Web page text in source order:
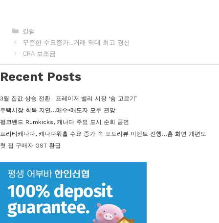
카
테
고
리
칼럼
꾸준한 수요증가…거래 역대 최고 경신
CRA 보조금
Recent Posts
3월 집값 상승 전환…프레이저 밸리 시장 ‘숨 고르기’
주택시장 회복 지연…매수•매도자 모두 관망
펑크밴드 Rumkicks, 캐나다 주요 도시 순회 공연
프리티캐나다, 캐나다워홀 수요 증가 속 포토리뷰 이벤트 진행…홈 화면 개편도
첫 집 구매자 GST 환급